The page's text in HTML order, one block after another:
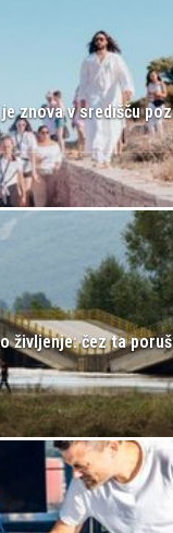
znova v središču
življenje: čez ta